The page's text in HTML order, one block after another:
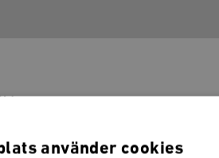
av dig till Smedjans redaktion!
använder cookies